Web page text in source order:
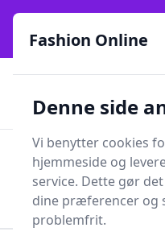
Fashion Online - Din
online siden 2017
Lynhurtig levering
Søg
Fashion Online
Denne side
Vi benytter cookies
hjemmeside og
service. Dette gør
dine præferencer og
problemfrit.